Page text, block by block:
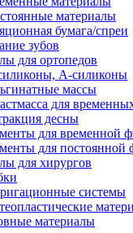
материалы
бумага/спреи
зубов
для ортопедов
А-силиконы
массы
для
десны
для временной
для постоянной
для хирургов
системы
материалы